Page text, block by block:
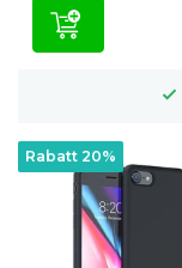
Rabatt 20%